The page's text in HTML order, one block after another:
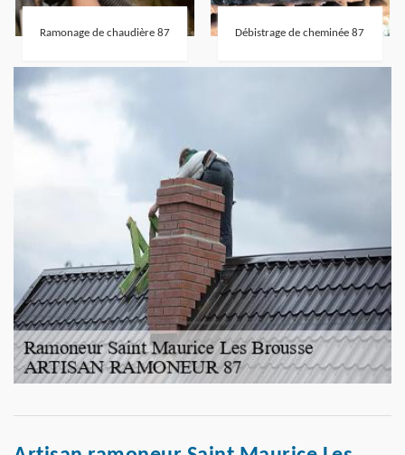
Ramonage de chaudière 87 Débistrage de cheminée 87